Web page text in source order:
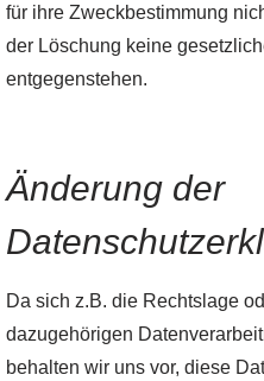
für ihre Zweckbestimmung
der Löschung keine
entgegenstehen.
Änderung der
Da sich z.B. die Rechtslage
dazugehörigen
behalten wir uns vor, diese